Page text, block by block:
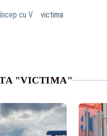
cu V victima
"VICTIMA"